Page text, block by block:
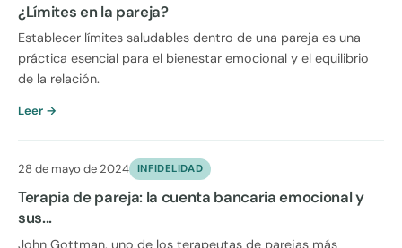
¿Límites en la pareja?
Establecer límites saludables dentro de una pareja es una
práctica esencial para el bienestar emocional y el equilibrio
de la relación.
Leer →
28 de mayo de 2024 INFIDELIDAD
Terapia de pareja: la cuenta bancaria emocional y
sus...
John Gottman, uno de los terapeutas de parejas más